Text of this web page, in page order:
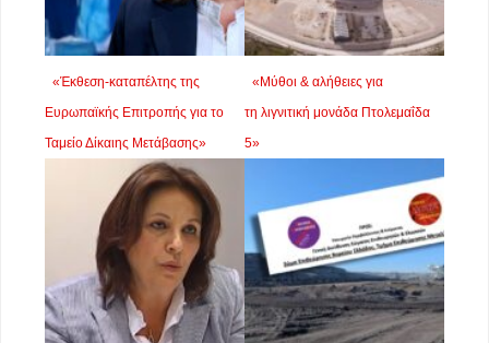
«Έκθεση-καταπέλτης της
Ευρωπαϊκής Επιτροπής για το
Ταμείο Δίκαιης Μετάβασης»
«Μύθοι & αλήθειες για
τη λιγνιτική μονάδα Πτολεμαΐδα
5»